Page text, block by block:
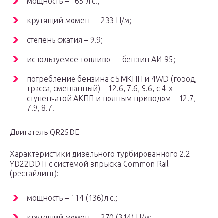
крутящий момент – 233 Н/м;
степень сжатия – 9.9;
используемое топливо — бензин АИ-95;
потребление бензина с 5МКПП и 4WD (город,
трасса, смешанный) – 12.6, 7.6, 9.6, с 4-х
ступенчатой АКПП и полным приводом – 12.7,
7.9, 8.7.
Двигатель QR25DE
Характеристики дизельного турбированного 2.2
YD22DDTi с системой впрыска Common Rail
(рестайлинг):
мощность – 114 (136)л.с.;